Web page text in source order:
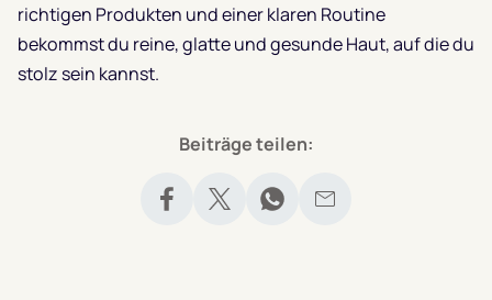
richtigen Produkten und einer klaren Routine
bekommst du reine, glatte und gesunde Haut, auf die du
stolz sein kannst.
Beiträge teilen: